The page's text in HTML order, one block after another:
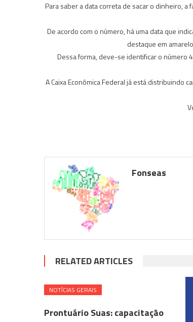
Para saber a data correta de sacar o dinheiro,
De acordo com o número, há uma data que
destaque em
Dessa forma, deve-se identificar o número
A Caixa Econômica Federal já está distribuindo
Fonseas
RELATED ARTICLES
NOTÍ­CIAS GERAIS
Prontuário Suas: capacitação